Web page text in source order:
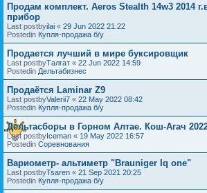
Продам комплект. Aeros Stealth 14w3 2014
прибор
Last postbyilai « 29 Jun 2022 21:22
Postedin Купля-продажа б/у
Продается лучший в мире буксировщик
Last postbyТалгат « 22 Jun 2022 14:59
Postedin Дельтабизнес
Продаётся Laminar Z9
Last postbyValerii7 « 22 May 2022 08:42
Postedin Купля-продажа б/у
Дельтасборы в Горном Алтае. Кош-Агач
Last postbyIceman « 19 May 2022 16:57
Postedin Соревнования
Вариометр- альтиметр "Brauniger Iq one"
Last postbyTsaren « 21 Sep 2021 20:25
Postedin Купля-продажа б/у